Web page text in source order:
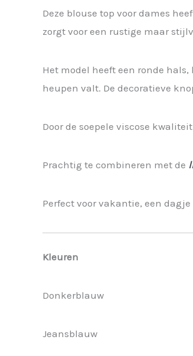
Deze blouse top voor dames
zorgt voor een rustige maar
Het model heeft een ronde
heupen valt. De decoratieve
Door de soepele viscose
Prachtig te combineren met de
Perfect voor vakantie, een
Kleuren
Donkerblauw
Jeansblauw